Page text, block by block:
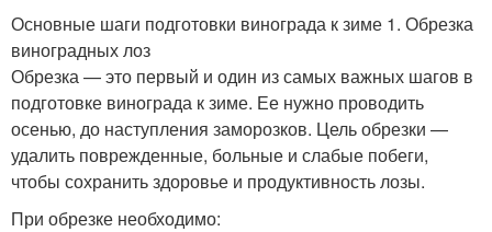
Основные шаги подготовки винограда к зиме 1. Обрезка
виноградных лоз
Обрезка — это первый и один из самых важных шагов в
подготовке винограда к зиме. Ее нужно проводить
осенью, до наступления заморозков. Цель обрезки —
удалить поврежденные, больные и слабые побеги,
чтобы сохранить здоровье и продуктивность лозы.
При обрезке необходимо: